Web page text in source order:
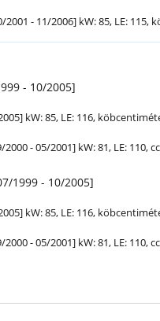
2001 - 11/2006] kW: 85, LE: 115,
- 10/2005]
kW: 85, LE: 116,
2000 - 05/2001] kW: 81, LE: 110,
1999 - 10/2005]
kW: 85, LE: 116,
2000 - 05/2001] kW: 81, LE: 110,